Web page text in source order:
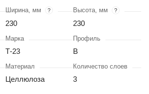
Ширина, мм ?
230
Высота, мм ?
230
Марка
Т-23
Профиль
В
Материал
Целлюлоза
Количество слоев
3